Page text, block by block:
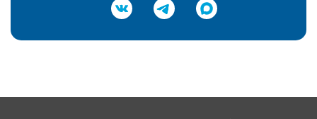
Подтвердить e-mail